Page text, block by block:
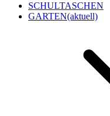
SCHULTASCHEN
GARTEN(aktuell)